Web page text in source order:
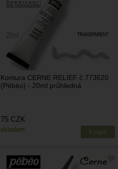
Kontura CERNE RELIEF č.773620
(Pébéo) - 20ml průhledná
skladem
75 CZK